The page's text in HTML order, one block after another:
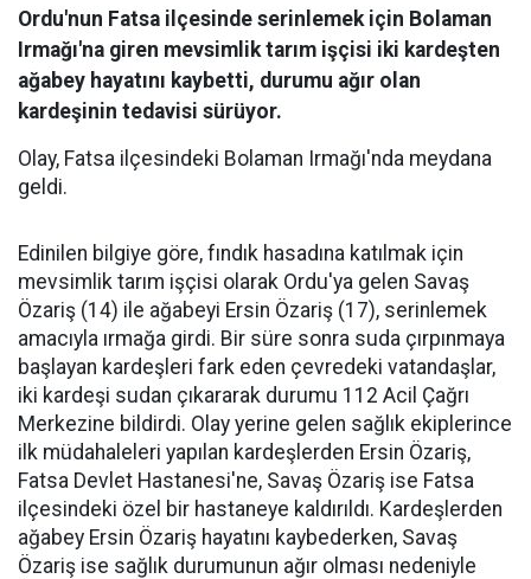
Ordu'nun Fatsa ilçesinde serinlemek için Bolaman
Irmağı'na giren mevsimlik tarım işçisi iki kardeşten
ağabey hayatını kaybetti, durumu ağır olan
kardeşinin tedavisi sürüyor.
Olay, Fatsa ilçesindeki Bolaman Irmağı'nda meydana
geldi.
Edinilen bilgiye göre, fındık hasadına katılmak için
mevsimlik tarım işçisi olarak Ordu'ya gelen Savaş
Özariş (14) ile ağabeyi Ersin Özariş (17), serinlemek
amacıyla ırmağa girdi. Bir süre sonra suda çırpınmaya
başlayan kardeşleri fark eden çevredeki vatandaşlar,
iki kardeşi sudan çıkararak durumu 112 Acil Çağrı
Merkezine bildirdi. Olay yerine gelen sağlık ekiplerince
ilk müdahaleleri yapılan kardeşlerden Ersin Özariş,
Fatsa Devlet Hastanesi'ne, Savaş Özariş ise Fatsa
ilçesindeki özel bir hastaneye kaldırıldı. Kardeşlerden
ağabey Ersin Özariş hayatını kaybederken, Savaş
Özariş ise sağlık durumunun ağır olması nedeniyle